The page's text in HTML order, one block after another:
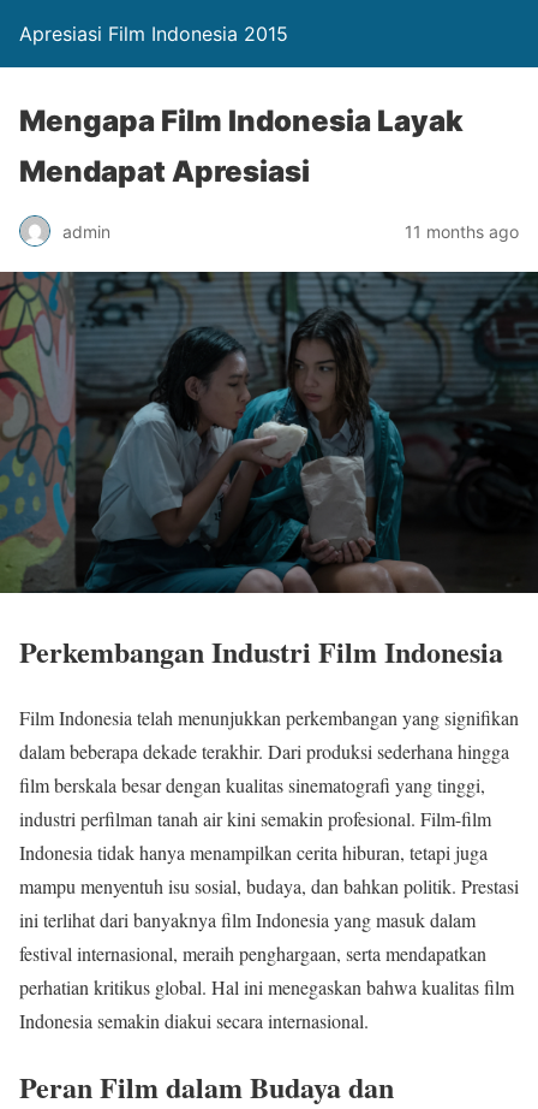
Apresiasi Film Indonesia 2015
Mengapa Film Indonesia Layak
Mendapat Apresiasi
admin 11 months ago
Perkembangan Industri Film Indonesia
Film Indonesia telah menunjukkan perkembangan yang signifikan
dalam beberapa dekade terakhir. Dari produksi sederhana hingga
film berskala besar dengan kualitas sinematografi yang tinggi,
industri perfilman tanah air kini semakin profesional. Film-film
Indonesia tidak hanya menampilkan cerita hiburan, tetapi juga
mampu menyentuh isu sosial, budaya, dan bahkan politik. Prestasi
ini terlihat dari banyaknya film Indonesia yang masuk dalam
festival internasional, meraih penghargaan, serta mendapatkan
perhatian kritikus global. Hal ini menegaskan bahwa kualitas film
Indonesia semakin diakui secara internasional.
Peran Film dalam Budaya dan